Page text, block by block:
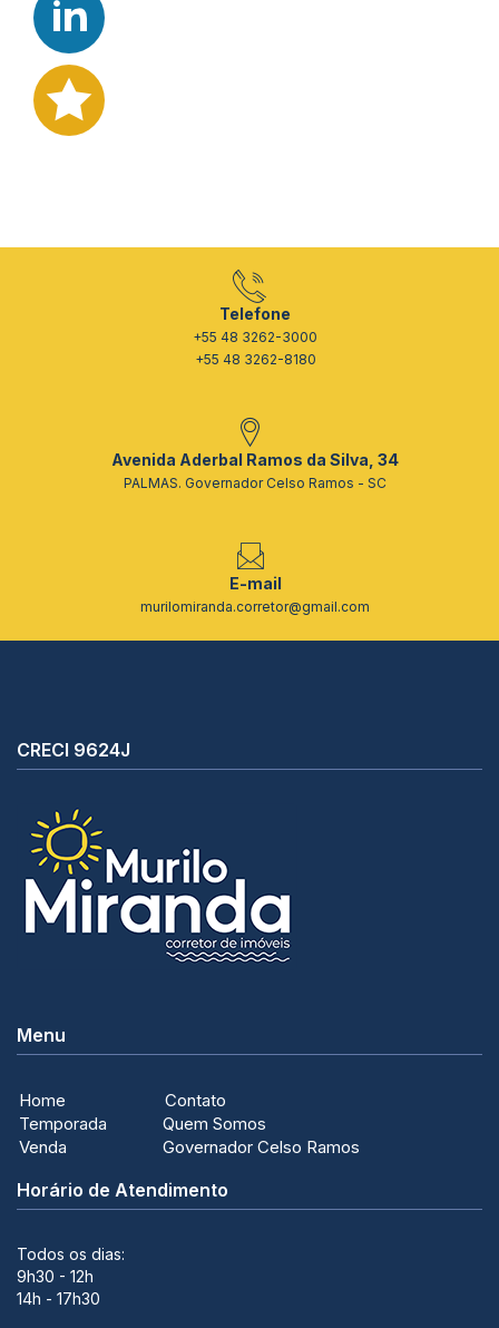
Telefone
+55 48 3262-3000
+55 48 3262-8180
Avenida Aderbal Ramos da Silva, 34
PALMAS. Governador Celso Ramos - SC
E-mail
murilomiranda.corretor@gmail.com
CRECI 9624J
Menu
Home
Temporada
Venda
Contato
Quem Somos
Governador Celso Ramos
Horário de Atendimento
Todos os dias:
9h30 - 12h
14h - 17h30